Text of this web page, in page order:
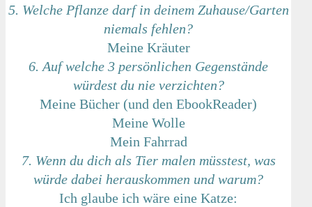
5. Welche Pflanze darf in deinem Zuhause/Garten
niemals fehlen?
Meine Kräuter
6. Auf welche 3 persönlichen Gegenstände
würdest du nie verzichten?
Meine Bücher (und den EbookReader)
Meine Wolle
Mein Fahrrad
7. Wenn du dich als Tier malen müsstest, was
würde dabei herauskommen und warum?
Ich glaube ich wäre eine Katze: